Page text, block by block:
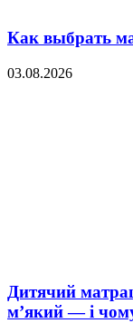
Как выбрать
03.08.2026
Дитячий
м’який — і